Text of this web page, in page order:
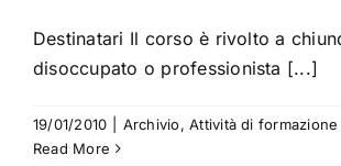
Destinatari Il corso è rivolto a
disoccupato o professionista [...]
19/01/2010 Archivio,Attività di formazione
Read More